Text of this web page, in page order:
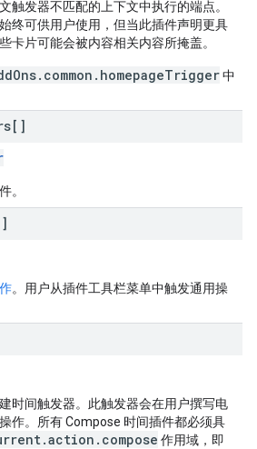
触发器不匹配的上下文中执行的端点。
终可供用户使用，但当此插件声明更具
卡片可能会被内容相关内容所掩盖。
中
。
。用户从插件工具栏菜单中触发通用操
时间触发器。此触发器会在用户撰写电
作。所有 Compose 时间插件都必须具
作用域，即